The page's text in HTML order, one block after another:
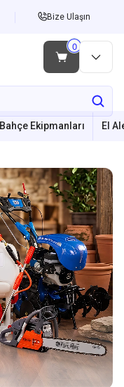
Bize Ulaşın
Bahçe Ekipmanları El